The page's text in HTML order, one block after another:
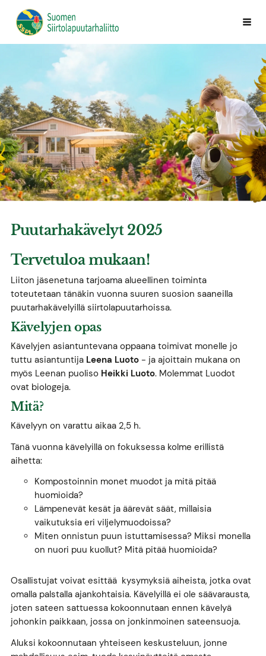
Siirry
sivun
Suomen Siirtolapuutarhaliitto ry
Puutarhakävelyt 2025
Tervetuloa mukaan!
Liiton jäsenetuna tarjoama alueellinen toiminta
toteutetaan tänäkin vuonna suuren suosion saaneilla
puutarhakävelyillä siirtolapuutarhoissa.
Kävelyjen opas
Kävelyjen asiantuntevana oppaana toimivat monelle jo
tuttu asiantuntija Leena Luoto- ja ajoittain mukana on
myös Leenan puoliso Heikki Luoto. Molemmat Luodot
ovat biologeja.
Mitä?
Kävelyyn on varattu aikaa 2,5 h.
Tänä vuonna kävelyillä on fokuksessa kolme erillistä
aihetta:
Kompostoinnin monet muodot ja mitä pitää
huomioida?
Lämpenevät kesät ja äärevät säät, millaisia
vaikutuksia eri viljelymuodoissa?
Miten onnistun puun istuttamisessa? Miksi monella
on nuori puu kuollut? Mitä pitää huomioida?
Osallistujat voivat esittää kysymyksiä aiheista, jotka ovat
omalla palstalla ajankohtaisia. Kävelyillä ei ole säävarausta,
joten sateen sattuessa kokoonnutaan ennen kävelyä
johonkin paikkaan, jossa on jonkinmoinen sateensuoja.
Aluksi kokoonnutaan yhteiseen keskusteluun, jonne